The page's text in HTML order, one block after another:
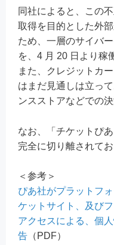
同社によると、この
取得を目的とした外
ため、一層のサイバ
を、4 月 20 日より稼
また、クレジットカ
はまだ見通しは立っ
ンスストアなどでの
なお、「チケットぴ
完全に切り離されて
＜参考＞
ぴあ社がプラットフ
ケットサイト、及び
アクセスによる、個
告 （PDF）